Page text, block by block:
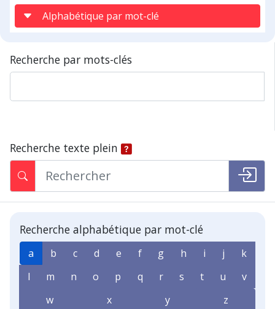
Alphabétique par mot-clé
Recherche par mots-clés
Recherche texte plein
Recherche alphabétique par mot-clé
a b c d e f g h i j
k
l
m n o p q r s t u
v
w
x y z